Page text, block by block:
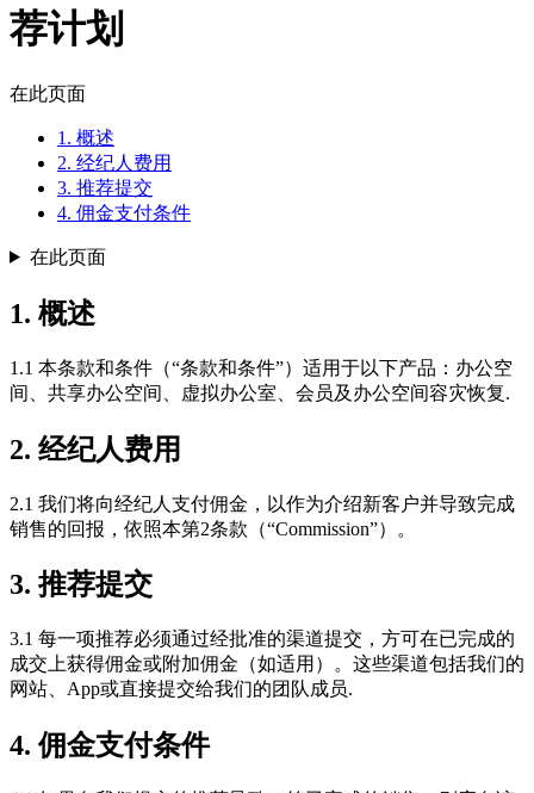
荐计划
在此页面
1. 概述
2. 经纪人费用
3. 推荐提交
4. 佣金支付条件
在此页面
1. 概述
1.1 本条款和条件（“条款和条件”）适用于以下产品：办公空
间、共享办公空间、虚拟办公室、会员及办公空间容灾恢复.
2. 经纪人费用
2.1 我们将向经纪人支付佣金，以作为介绍新客户并导致完成
销售的回报，依照本第2条款（“Commission”）。
3. 推荐提交
3.1 每一项推荐必须通过经批准的渠道提交，方可在已完成的
成交上获得佣金或附加佣金（如适用）。这些渠道包括我们的
网站、App或直接提交给我们的团队成员.
4. 佣金支付条件